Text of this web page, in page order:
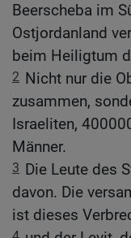
Beerscheba im
Ostjordanland
beim Heiligtum
2 Nicht nur die
zusammen,
Israeliten,
Männer.
3 Die Leute des
davon. Die
ist dieses